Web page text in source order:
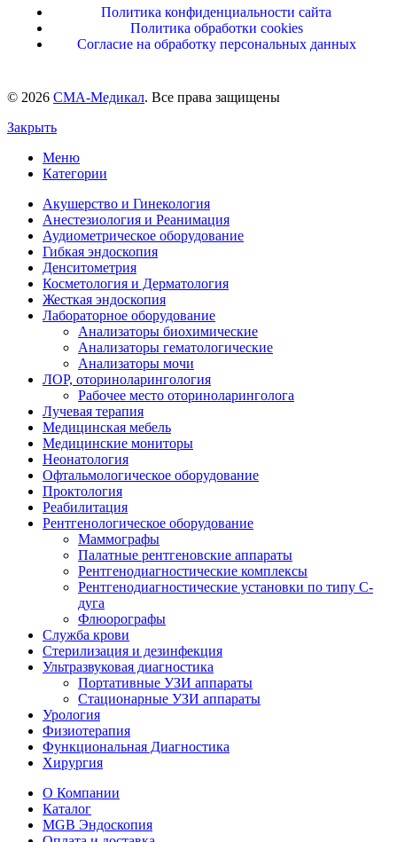
Политика конфиденциальности сайта
Политика обработки cookies
Согласие на обработку персональных данных
© 2026 СМА-Медикал. Все права защищены
Закрыть
Меню
Категории
Акушерство и Гинекология
Анестезиология и Реанимация
Аудиометрическое оборудование
Гибкая эндоскопия
Денситометрия
Косметология и Дерматология
Жесткая эндоскопия
Лабораторное оборудование
Анализаторы биохимические
Анализаторы гематологические
Анализаторы мочи
ЛОР, оториноларингология
Рабочее место оториноларинголога
Лучевая терапия
Медицинская мебель
Медицинские мониторы
Неонатология
Офтальмологическое оборудование
Проктология
Реабилитация
Рентгенологическое оборудование
Маммографы
Палатные рентгеновские аппараты
Рентгенодиагностические комплексы
Рентгенодиагностические установки по типу С-
дуга
Флюорографы
Служба крови
Стерилизация и дезинфекция
Ультразвуковая диагностика
Портативные УЗИ аппараты
Стационарные УЗИ аппараты
Урология
Физиотерапия
Функциональная Диагностика
Хирургия
О Компании
Каталог
MGB Эндоскопия